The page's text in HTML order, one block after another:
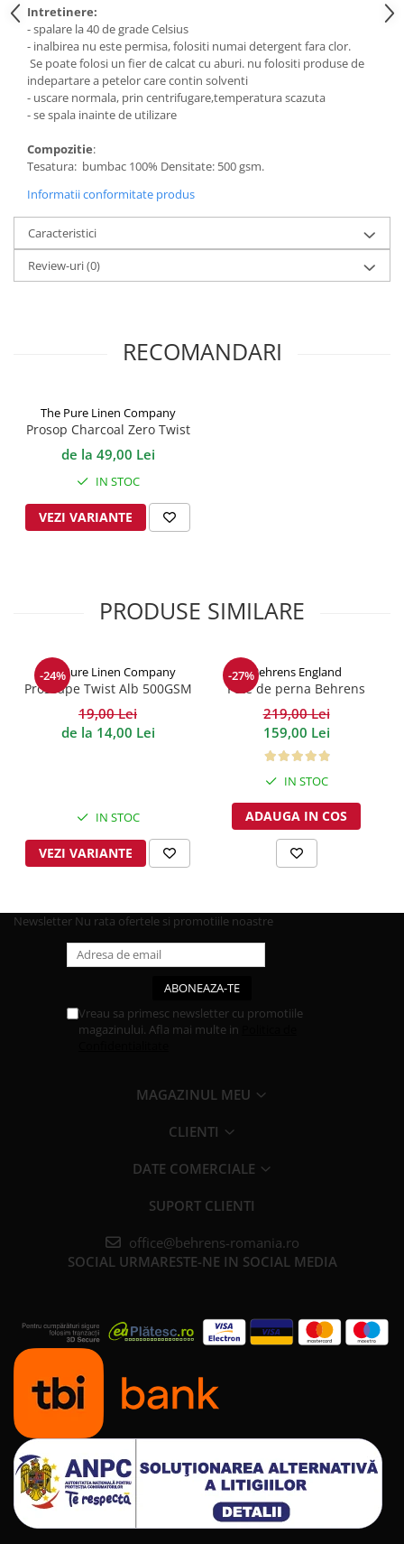
Intretinere:
- spalare la 40 de grade Celsius
- inalbirea nu este permisa, folositi numai detergent fara clor.
Se poate folosi un fier de calcat cu aburi. nu folositi produse de
indepartare a petelor care contin solventi
- uscare normala, prin centrifugare,temperatura scazuta
- se spala inainte de utilizare
Compozitie:
Tesatura: bumbac 100% Densitate: 500 gsm.
Informatii conformitate produs
Caracteristici
Review-uri(0)
RECOMANDARI
The Pure Linen Company
Prosop Charcoal Zero Twist
500GSM
de la 49,00 Lei
IN STOC
VEZI VARIANTE
PRODUSE SIMILARE
-24%
The Pure Linen Company
Prosoape Twist Alb 500GSM
19,00 Lei
de la 14,00 Lei
IN STOC
VEZI VARIANTE
-27%Behrens England
Fete de perna Behrens
Heritage densitate 400TC -
Bumbac 100%
219,00 Lei
159,00 Lei
IN STOC
ADAUGA IN COS
Newsletter Nu rata ofertele si promotiile noastre
Vreau sa primesc newsletter cu promotiile
magazinului. Afla mai multe in
MAGAZINUL MEU
CLIENTI
DATE COMERCIALE
SUPORT CLIENTI
office@behrens-romania.ro
SOCIAL URMARESTE-NE IN SOCIAL MEDIA